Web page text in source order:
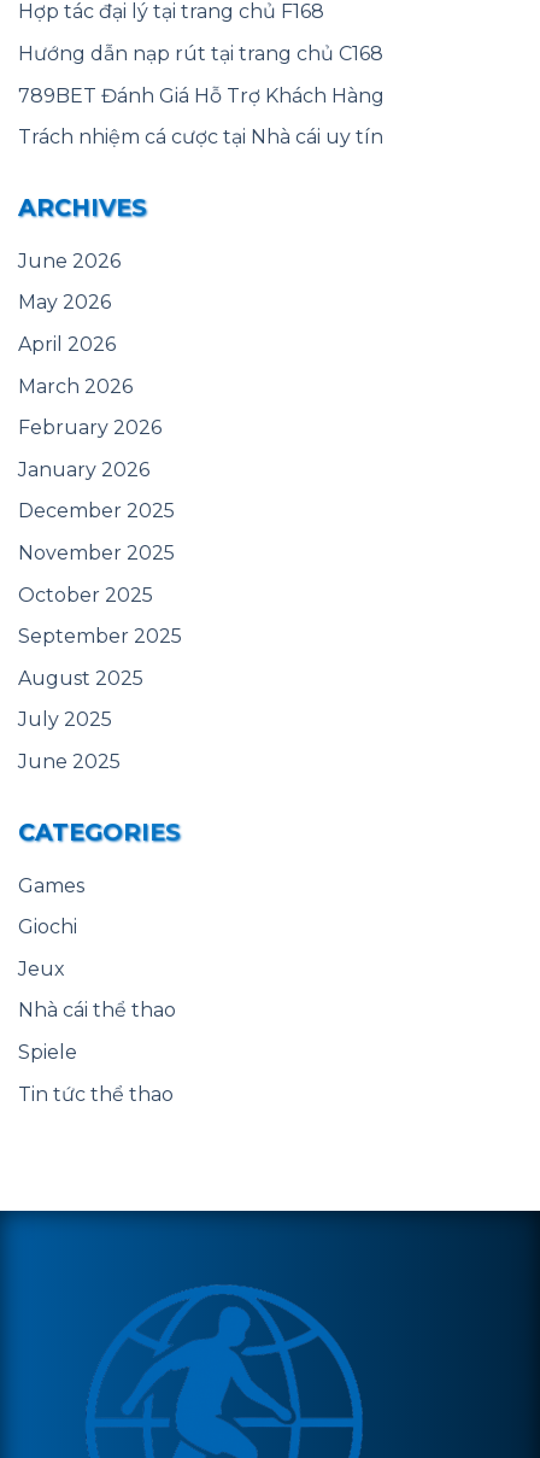
Hợp tác đại lý tại trang chủ F168
Hướng dẫn nạp rút tại trang chủ C168
789BET Đánh Giá Hỗ Trợ Khách Hàng
Trách nhiệm cá cược tại Nhà cái uy tín
ARCHIVES
June 2026
May 2026
April 2026
March 2026
February 2026
January 2026
December 2025
November 2025
October 2025
September 2025
August 2025
July 2025
June 2025
CATEGORIES
Games
Giochi
Jeux
Nhà cái thể thao
Spiele
Tin tức thể thao